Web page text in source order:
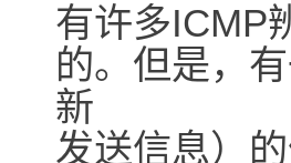
有许多ICMP
的。但是，
新
发送信息）